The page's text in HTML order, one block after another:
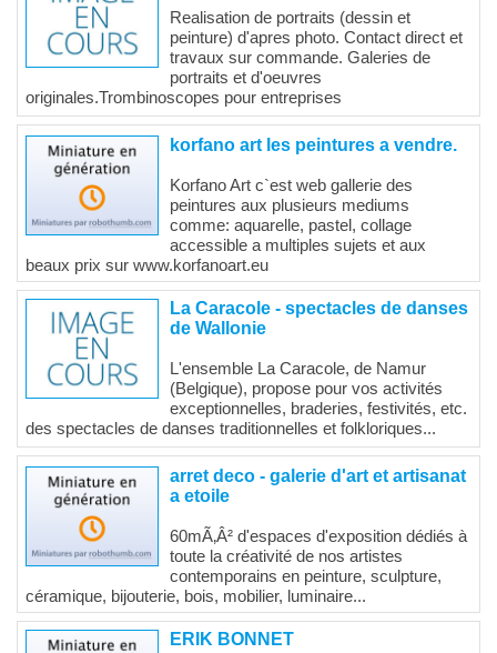
Realisation de portraits (dessin et
peinture) d'apres photo. Contact direct et
travaux sur commande. Galeries de
portraits et d'oeuvres
originales.Trombinoscopes pour entreprises
korfano art les peintures a vendre.
Korfano Art c`est web gallerie des
peintures aux plusieurs mediums
comme: aquarelle, pastel, collage
accessible a multiples sujets et aux
beaux prix sur www.korfanoart.eu
La Caracole - spectacles de danses
de Wallonie
L'ensemble La Caracole, de Namur
(Belgique), propose pour vos activités
exceptionnelles, braderies, festivités, etc.
des spectacles de danses traditionnelles et folkloriques...
arret deco - galerie d'art et artisanat
a etoile
60mÃ‚Â² d'espaces d'exposition dédiés à
toute la créativité de nos artistes
contemporains en peinture, sculpture,
céramique, bijouterie, bois, mobilier, luminaire...
ERIK BONNET